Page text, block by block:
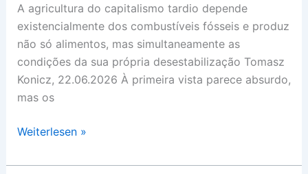
A agricultura do capitalismo tardio depende
existencialmente dos combustíveis fósseis e produz
não só alimentos, mas simultaneamente as
condições da sua própria desestabilização Tomasz
Konicz, 22.06.2026 À primeira vista parece absurdo,
mas os
O
do
Weiterlesen »